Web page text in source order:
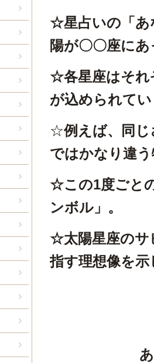
☆星占いの「あ
陽が〇〇座に
☆各星座はそれ
が込められて
☆例えば、同
ではかなり違
☆この1度ごと
ンボル」。
☆太陽星座のサ
指す理想像を